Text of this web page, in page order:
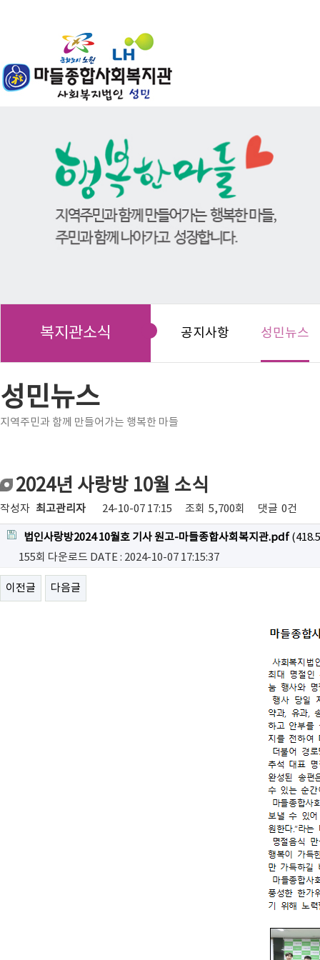
복지관소식 공지사항 성민뉴스
성민뉴스
지역주민과 함께 만들어가는 행복한 마들
2024년 사랑방 10월 소식
작성자 최고관리자 24-10-07 17:15 조회 5,700회 댓글 0건
법인사랑방2024 10월호 기사 원고-마들종합사회복지관.pdf
155회 다운로드 DATE : 2024-10-07 17:15:37
이전글 다음글